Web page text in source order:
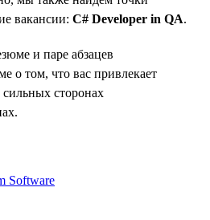
вакансии: C# Developer in QA.
и паре абзацев
о том, что вас привлекает
сторонах
Software